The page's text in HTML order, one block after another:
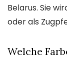
Belarus. Sie
oder als
Welche